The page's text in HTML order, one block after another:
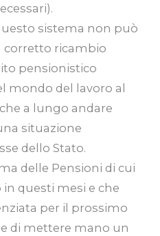
sistema non può
corretto ricambio
pensionistico
mondo del lavoro al
a lungo andare
situazione
dello Stato.
delle Pensioni di cui
questi mesi e che
per il prossimo
di mettere mano un